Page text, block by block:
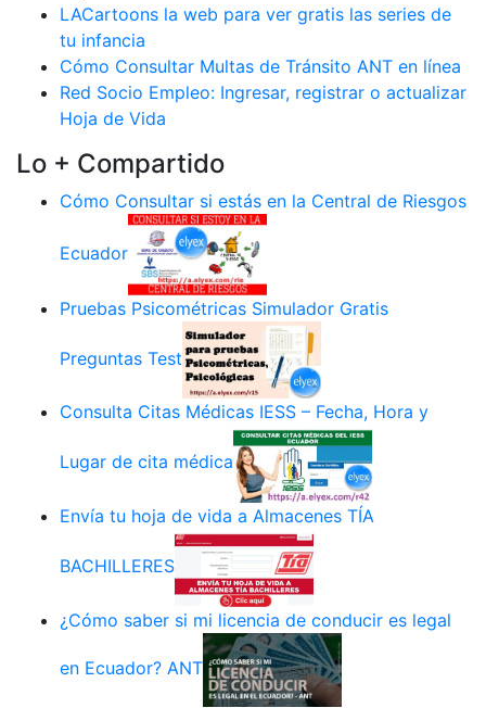
LACartoons la web para ver gratis las series de
tu infancia
Cómo Consultar Multas de Tránsito ANT en línea
Red Socio Empleo: Ingresar, registrar o actualizar
Hoja de Vida
Lo + Compartido
Cómo Consultar si estás en la Central de Riesgos
Ecuador
Pruebas Psicométricas Simulador Gratis
Preguntas Test
Consulta Citas Médicas IESS – Fecha, Hora y
Lugar de cita médica
Envía tu hoja de vida a Almacenes TÍA
BACHILLERES
¿Cómo saber si mi licencia de conducir es legal
en Ecuador? ANT